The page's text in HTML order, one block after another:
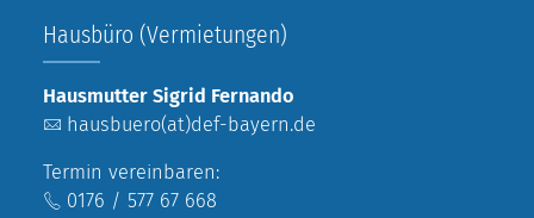
Hausbüro (Vermietungen)
Hausmutter Sigrid Fernando
hausbuero(at)def-bayern.de
Termin vereinbaren:
0176 / 577 67 668